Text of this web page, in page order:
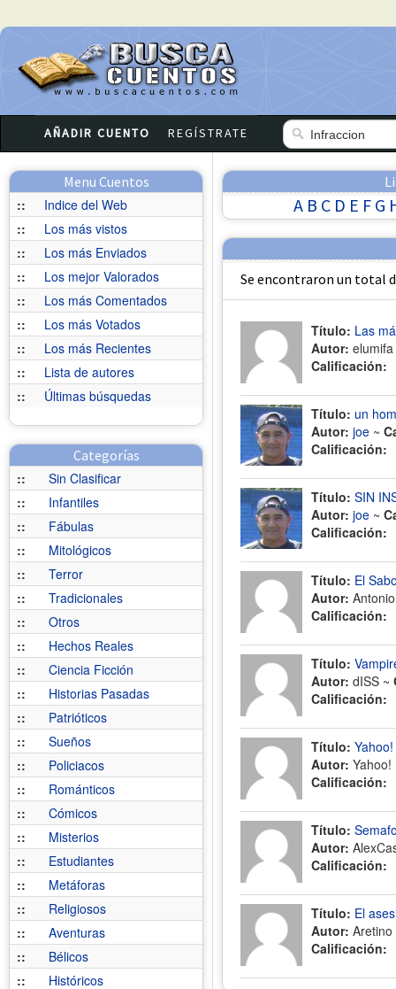
AÑADIR CUENTO REGÍSTRATE
Menu Cuentos
::
Indice del Web
::
Los más vistos
::
Los más Enviados
::
Los mejor Valorados
::
Los más Comentados
::
Los más Votados
::
Los más Recientes
::
Lista de autores
::
Últimas búsquedas
Categorías
::
Sin Clasificar
::
Infantiles
::
Fábulas
::
Mitológicos
::
Terror
::
Tradicionales
::
Otros
::
Hechos Reales
::
Ciencia Ficción
::
Historias Pasadas
::
Patrióticos
::
Sueños
::
Policiacos
::
Románticos
::
Cómicos
::
Misterios
::
Estudiantes
::
Metáforas
::
Religiosos
::
Aventuras
::
Bélicos
::
Históricos
A B C D E F G
Se encontraron un total
Título: Las
Autor:
Calificación:
Título: un
Autor: joe ~
Calificación:
Título: SIN
Autor: joe ~
Calificación:
Título: El
Autor:
Calificación:
Título:
Autor: dISS ~
Calificación:
Título:
Autor:
Calificación:
Título:
Autor:
Calificación:
Título: El
Autor:
Calificación: